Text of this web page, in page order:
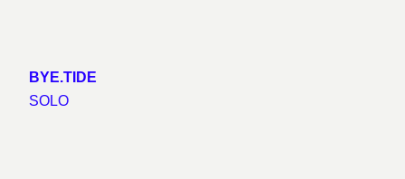
BYE.TIDE
SOLO